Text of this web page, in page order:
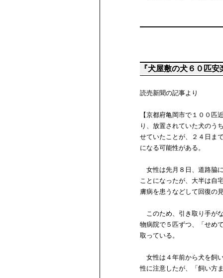
『犬屋敷の犬６０匹
読売新聞の記事より
【京都府亀岡市で１００
り、放置されていた犬のう
せていたことが、２４日ま
になる可能性がある。
女性は先月８日、道路脇
ことになったが、大半は自
膚病を患うなどして回復の
このため、引き取り手が
物病院で５匹ずつ、「せめ
取っている。
女性は４年前から犬を飼
性に注意したが、「飼い方